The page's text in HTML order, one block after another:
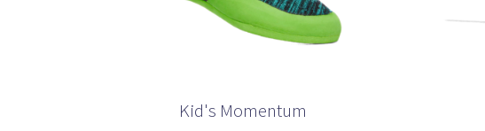
Kid's Momentum